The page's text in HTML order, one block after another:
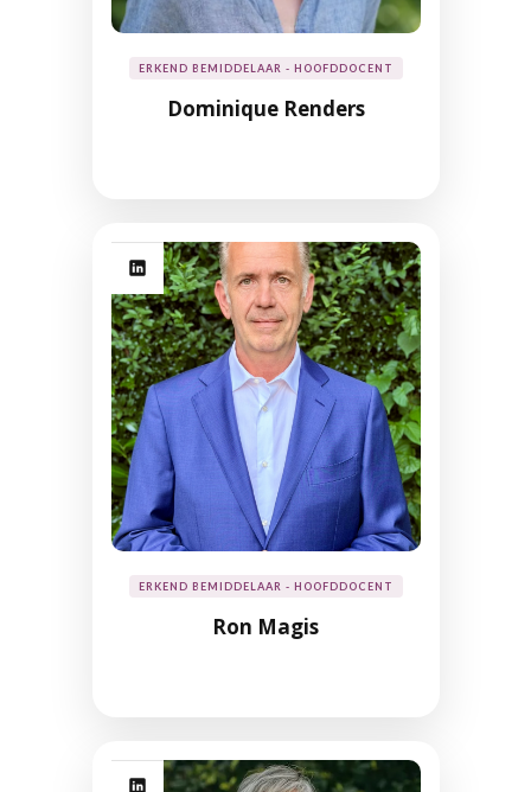
ERKEND BEMIDDELAAR - HOOFDDOCENT
Dominique Renders
ERKEND BEMIDDELAAR - HOOFDDOCENT
Ron Magis